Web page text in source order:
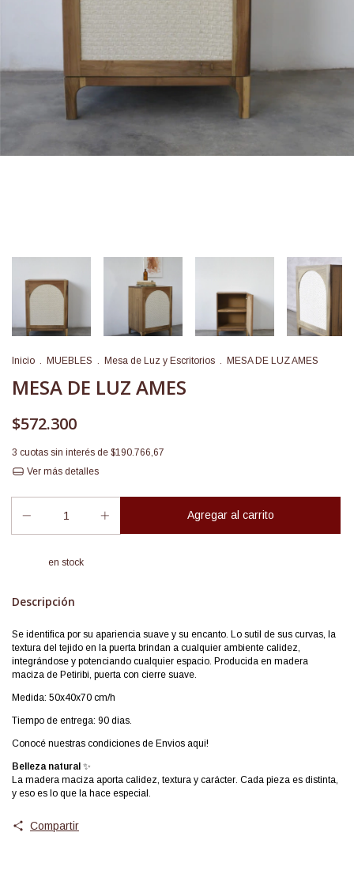
Inicio . MUEBLES . Mesa de Luz y Escritorios . MESA DE LUZ AMES
MESA DE LUZ AMES
$572.300
3 cuotas sin interés de $190.766,67
Ver más detalles
en stock
Descripción
Se identifica por su apariencia suave y su encanto. Lo sutil de sus curvas, la
textura del tejido en la puerta brindan a cualquier ambiente calidez,
integrándose y potenciando cualquier espacio. Producida en madera
maciza de Petiribi, puerta con cierre suave.
Medida: 50x40x70 cm/h
Tiempo de entrega: 90 dias.
Conocé nuestras condiciones de Envios aqui!
Belleza natural ✨
La madera maciza aporta calidez, textura y carácter. Cada pieza es distinta,
y eso es lo que la hace especial.
Compartir